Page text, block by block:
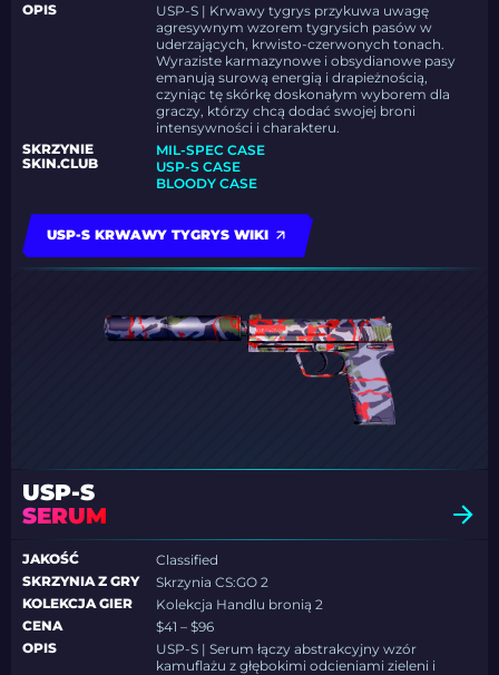
OPIS
USP-S | Krwawy tygrys przykuwa uwagę
agresywnym wzorem tygrysich pasów w
uderzających, krwisto-czerwonych tonach.
Wyraziste karmazynowe i obsydianowe pasy
emanują surową energią i drapieżnością,
czyniąc tę skórkę doskonałym wyborem dla
graczy, którzy chcą dodać swojej broni
intensywności i charakteru.
SKRZYNIE
SKIN.CLUB
MIL-SPEC CASE
USP-S CASE
BLOODY CASE
USP-S KRWAWY TYGRYS WIKI
USP-S
SERUM
JAKOŚĆ
Classified
SKRZYNIA Z GRY
Skrzynia CS:GO 2
KOLEKCJA GIER
Kolekcja Handlu bronią 2
CENA
$41 – $96
OPIS
USP-S | Serum łączy abstrakcyjny wzór
kamuflażu z głębokimi odcieniami zieleni i